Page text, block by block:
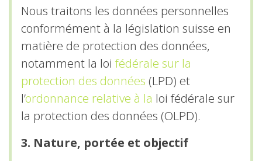
Nous traitons les données personnelles
conformément à la législation suisse en
matière de protection des données,
notamment la loi fédérale sur la
protection des données (LPD) et
l’ordonnance relative à la loi fédérale sur
la protection des données (OLPD).
3. Nature, portée et objectif
visitez notre
augmentez les
chances de
voir du
offres
personnalisés.